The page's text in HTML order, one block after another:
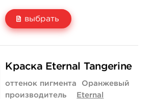
выбрать
850 руб.
купить
1 400 руб.
купить
Краска Eternal Tangerine
оттенок пигмента
Оранжевый
производитель
Eternal